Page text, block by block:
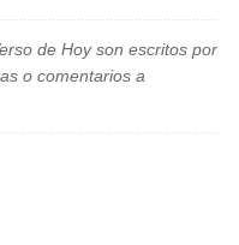
de Hoy son escritos por
o comentarios a